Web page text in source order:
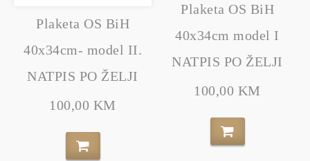
Plaketa OS BiH
40x34cm- model II.
NATPIS PO ŽELJI
100,00 KM
Plaketa OS BiH
40x34cm model I
NATPIS PO ŽELJI
100,00 KM